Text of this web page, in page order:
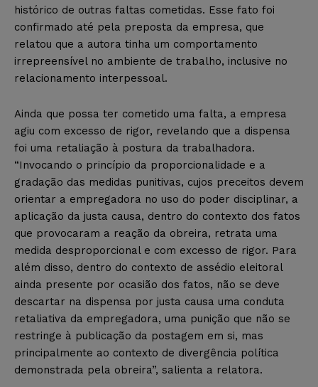
histórico de outras faltas cometidas. Esse fato foi
confirmado até pela preposta da empresa, que
relatou que a autora tinha um comportamento
irrepreensível no ambiente de trabalho, inclusive no
relacionamento interpessoal.
Ainda que possa ter cometido uma falta, a empresa
agiu com excesso de rigor, revelando que a dispensa
foi uma retaliação à postura da trabalhadora.
“Invocando o princípio da proporcionalidade e a
gradação das medidas punitivas, cujos preceitos devem
orientar a empregadora no uso do poder disciplinar, a
aplicação da justa causa, dentro do contexto dos fatos
que provocaram a reação da obreira, retrata uma
medida desproporcional e com excesso de rigor. Para
além disso, dentro do contexto de assédio eleitoral
ainda presente por ocasião dos fatos, não se deve
descartar na dispensa por justa causa uma conduta
retaliativa da empregadora, uma punição que não se
restringe à publicação da postagem em si, mas
principalmente ao contexto de divergência política
demonstrada pela obreira”, salienta a relatora.